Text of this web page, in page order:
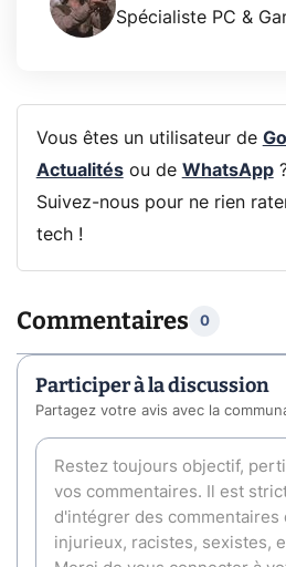
Spécialiste PC &
Vous êtes un utilisateur de
Actualitésou de WhatsApp
Suivez-nous pour ne rien
tech !
Commentaires 0
Participer à la discussion
Partagez votre avis avec la